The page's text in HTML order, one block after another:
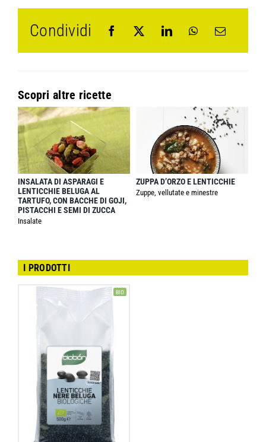
Condividi
Scopri altre ricette
INSALATA DI ASPARAGI E
LENTICCHIE BELUGA AL
TARTUFO, CON BACCHE DI GOJI,
PISTACCHI E SEMI DI ZUCCA
Insalate
ZUPPA D’ORZO E LENTICCHIE
Zuppe, vellutate e minestre
I PRODOTTI
BIO